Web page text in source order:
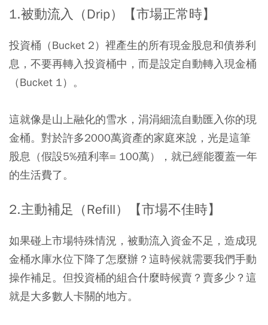
1.被動流入（Drip）【市場正常時】
投資桶（Bucket 2）裡產生的所有現金股息和債券利
息，不要再轉入投資桶中，而是設定自動轉入現金桶
（Bucket 1）。
這就像是山上融化的雪水，涓涓細流自動匯入你的現
金桶。對於許多2000萬資產的家庭來說，光是這筆
股息（假設5%殖利率= 100萬），就已經能覆蓋一年
的生活費了。
2.主動補足（Refill）【市場不佳時】
如果碰上市場特殊情況，被動流入資金不足，造成現
金桶水庫水位下降了怎麼辦？這時候就需要我們手動
操作補足。但投資桶的組合什麼時候賣？賣多少？這
就是大多數人卡關的地方。